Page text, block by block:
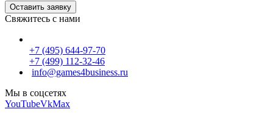
Оставить заявку
Свяжитесь с нами
+7 (495) 644-97-70
+7 (499) 112-32-46
info@games4business.ru
Мы в соцсетях
YouTubeVkMax